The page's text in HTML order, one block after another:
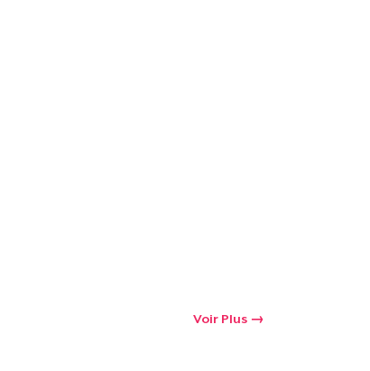
Voir Plus